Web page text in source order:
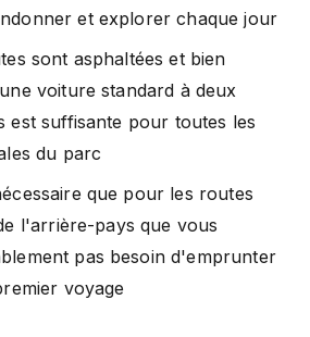
et explorer chaque jour
sont asphaltées et bien
voiture standard à deux
est suffisante pour toutes les
du parc
que pour les routes
l'arrière-pays que vous
pas besoin d'emprunter
voyage